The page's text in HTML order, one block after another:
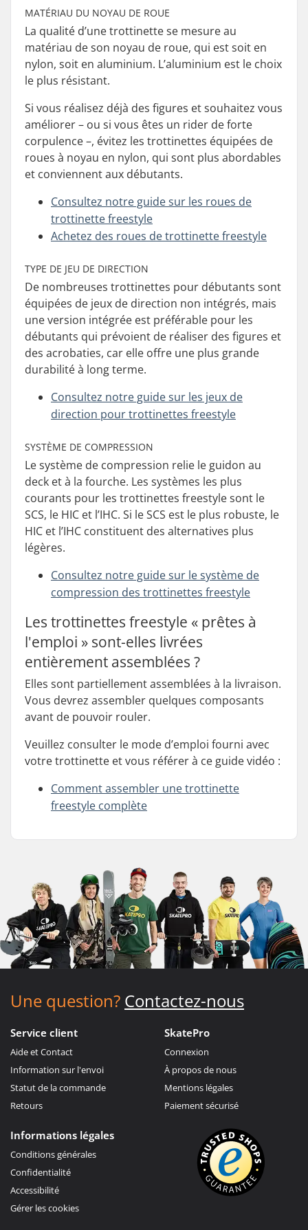
MATÉRIAU DU NOYAU DE ROUE
La qualité d’une trottinette se mesure au
matériau de son noyau de roue, qui est soit en
nylon, soit en aluminium. L’aluminium est le choix
le plus résistant.
Si vous réalisez déjà des figures et souhaitez vous
améliorer – ou si vous êtes un rider de forte
corpulence –, évitez les trottinettes équipées de
roues à noyau en nylon, qui sont plus abordables
et conviennent aux débutants.
Consultez notre guide sur les roues de
trottinette freestyle
Achetez des roues de trottinette freestyle
TYPE DE JEU DE DIRECTION
De nombreuses trottinettes pour débutants sont
équipées de jeux de direction non intégrés, mais
une version intégrée est préférable pour les
débutants qui prévoient de réaliser des figures et
des acrobaties, car elle offre une plus grande
durabilité à long terme.
Consultez notre guide sur les jeux de
direction pour trottinettes freestyle
SYSTÈME DE COMPRESSION
Le système de compression relie le guidon au
deck et à la fourche. Les systèmes les plus
courants pour les trottinettes freestyle sont le
SCS, le HIC et l’IHC. Si le SCS est le plus robuste, le
HIC et l’IHC constituent des alternatives plus
légères.
Consultez notre guide sur le système de
compression des trottinettes freestyle
Les trottinettes freestyle « prêtes à
l'emploi » sont-elles livrées
entièrement assemblées ?
Elles sont partiellement assemblées à la livraison.
Vous devrez assembler quelques composants
avant de pouvoir rouler.
Veuillez consulter le mode d’emploi fourni avec
votre trottinette et vous référer à ce guide vidéo :
Comment assembler une trottinette
freestyle complète
Une question? Contactez-nous
Service client
Aide et Contact
Information sur l'envoi
Statut de la commande
Retours
SkatePro
Connexion
À propos de nous
Mentions légales
Paiement sécurisé
Informations légales
Conditions générales
Confidentialité
Accessibilité
Gérer les cookies